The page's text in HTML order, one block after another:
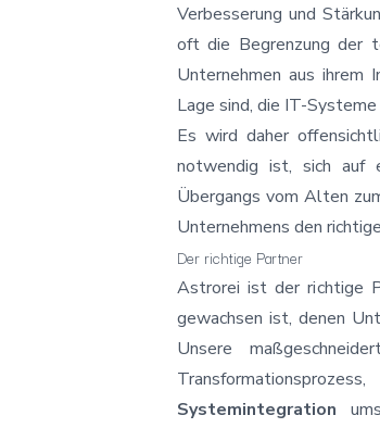
Verbesserung und
oft die Begrenzung der
Unternehmen aus ihrem
Lage sind, die IT-
Es wird daher
notwendig ist, sich auf
Übergangs vom Alten
Unternehmens den
Der richtige Partner
Astrorei ist der richtige
gewachsen ist, denen
Unsere
Systemintegration